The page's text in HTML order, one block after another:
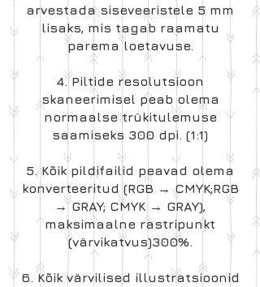
arvestada siseveeristele 5 mm
lisaks, mis tagab raamatu
parema loetavuse.
4. Piltide resolutsioon
skaneerimisel peab olema
normaalse trükitulemuse
saamiseks 300 dpi. (1:1)
5. Kõik pildifailid peavad olema
konverteeritud (RGB → CMYK;RGB
→ GRAY; CMYK → GRAY),
maksimaalne rastripunkt
(värvikatvus)300%.
6. Kõik värvilised illustratsioonid